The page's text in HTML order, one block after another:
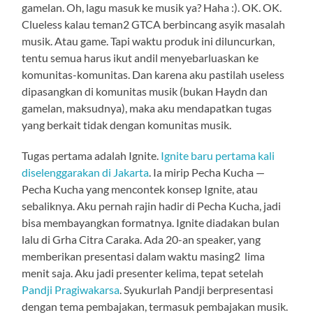
gamelan. Oh, lagu masuk ke musik ya? Haha :). OK. OK.
Clueless kalau teman2 GTCA berbincang asyik masalah
musik. Atau game. Tapi waktu produk ini diluncurkan,
tentu semua harus ikut andil menyebarluaskan ke
komunitas-komunitas. Dan karena aku pastilah useless
dipasangkan di komunitas musik (bukan Haydn dan
gamelan, maksudnya), maka aku mendapatkan tugas
yang berkait tidak dengan komunitas musik.
Tugas pertama adalah Ignite. Ignite baru pertama kali
diselenggarakan di Jakarta. Ia mirip Pecha Kucha —
Pecha Kucha yang mencontek konsep Ignite, atau
sebaliknya. Aku pernah rajin hadir di Pecha Kucha, jadi
bisa membayangkan formatnya. Ignite diadakan bulan
lalu di Grha Citra Caraka. Ada 20-an speaker, yang
memberikan presentasi dalam waktu masing2 lima
menit saja. Aku jadi presenter kelima, tepat setelah
Pandji Pragiwakarsa. Syukurlah Pandji berpresentasi
dengan tema pembajakan, termasuk pembajakan musik.